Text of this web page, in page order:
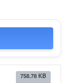
758.78 KB